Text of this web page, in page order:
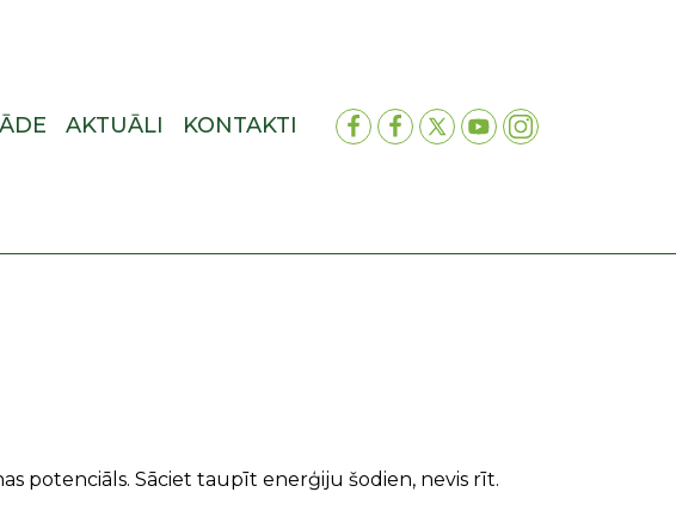
AKTUĀLI KONTAKTI
potenciāls. Sāciet taupīt enerģiju šodien, nevis rīt.